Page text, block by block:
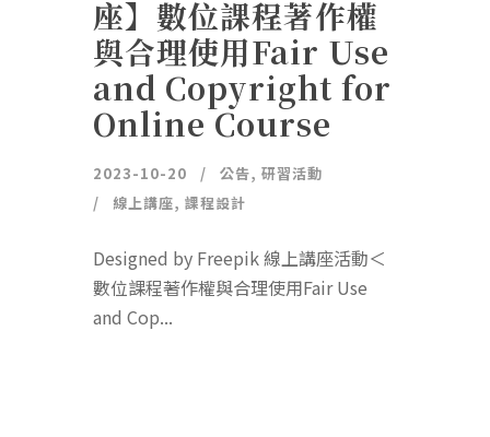
座】數位課程著作權
與合理使用Fair Use
and Copyright for
Online Course
2023-10-20 公告, 研習活動
線上講座, 課程設計
Designed by Freepik 線上講座活動＜
數位課程著作權與合理使用Fair Use
and Cop...